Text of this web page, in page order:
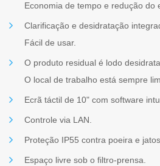
Economia de tempo e redução do
Clarificação e desidratação
Fácil de usar.
O produto residual é lodo
O local de trabalho está sempre
Ecrã táctil de 10" com software
Controle via LAN.
Proteção IP55 contra poeira e
Espaço livre sob o filtro-prensa.